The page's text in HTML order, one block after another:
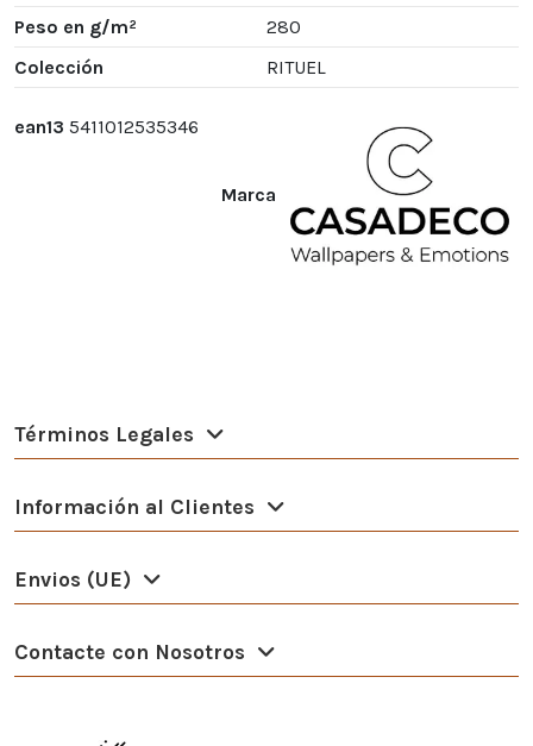
Peso en g/m²
280
Colección
RITUEL
Marca
ean13 5411012535346
Términos Legales
Información al Clientes
Envios (UE)
Contacte con Nosotros